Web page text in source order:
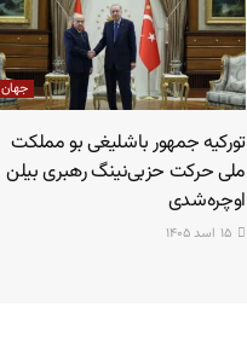
جهان
تورکیه جمهور باشلیغی بو مملکت
ملی حرکت حزبی‌نینگ رهبری بیلن
اوچره‌شدی
۱۵ اسد ۱۴۰۵